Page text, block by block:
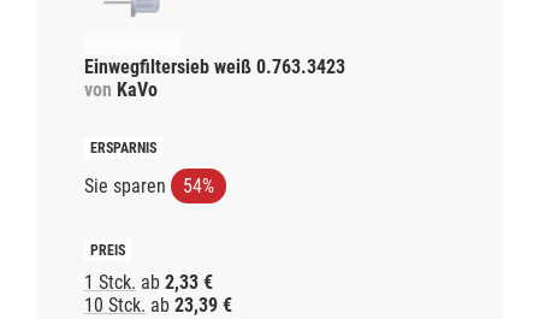
Einwegfiltersieb weiß 0.763.3423
von KaVo
Sie sparen 54%
1 Stck. ab 2,33 €
10 Stck. ab 23,39 €